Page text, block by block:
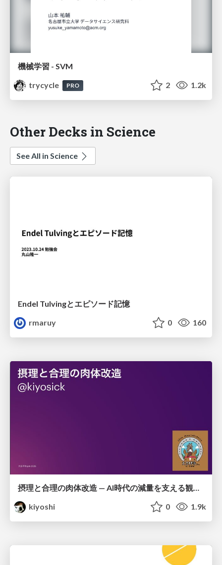
機械学習 - SVM
trycycle
PRO 2 1.2k
Other Decks in Science
See All in Science
Endel Tulvingとエピソード記憶
rmaruy
0 160
摂理と合理の肉体改造 — AI時代の減量を支える観測・制御・継続
kiyoshi
0 1.9k